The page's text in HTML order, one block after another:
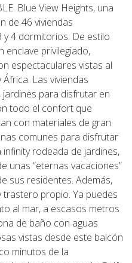
Blue View Heights, una
de 46 viviendas
y 4 dormitorios. De estilo
enclave privilegiado,
espectaculares vistas al
Las viviendas
para disfrutar en
todo el confort que
con materiales de gran
comunes para disfrutar
rodeada de jardines,
unas “eternas vacaciones”
sus residentes. Además,
trastero propio. Ya puedes
al mar, a escasos metros
de baño con aguas
vistas desde este balcón
minutos de la